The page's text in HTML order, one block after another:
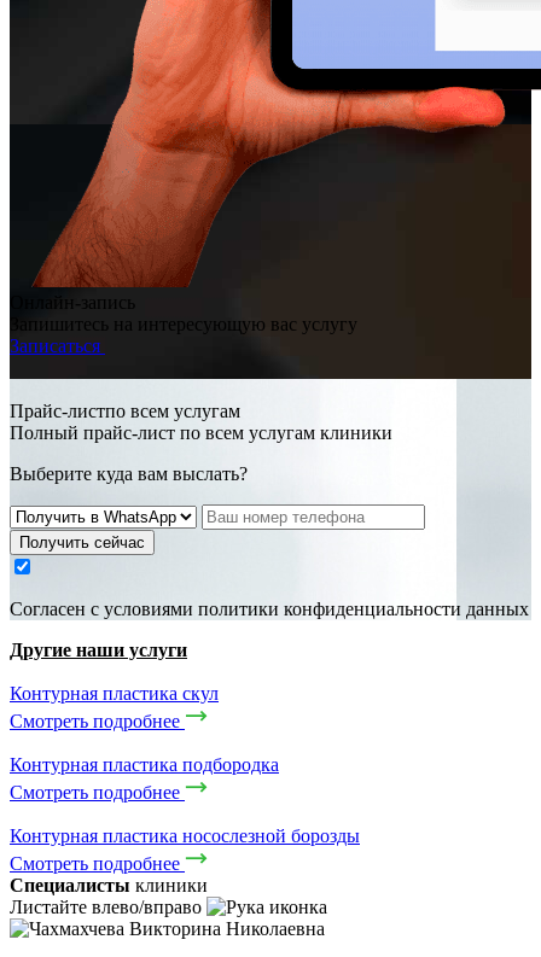
Онлайн-запись
Запишитесь на интересующую вас услугу
Записаться
Прайс-листпо всем услугам
Полный прайс-лист по всем услугам клиники
Выберите куда вам выслать?
Получить сейчас
Cогласен с условиями политики конфиденциальности данных
Другие наши услуги
Контурная пластика скул
Смотреть подробнее
Контурная пластика подбородка
Смотреть подробнее
Контурная пластика носослезной борозды
Смотреть подробнее
Специалисты клиники
Листайте влево/вправо